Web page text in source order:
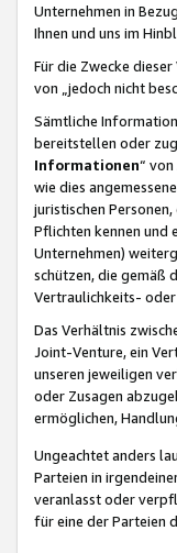
Unternehmen in
Ihnen und uns im
Für die Zwecke
von „jedoch nicht
Sämtliche
bereitstellen oder
Informationen“
wie dies
juristischen
Pflichten kennen und
Unternehmen)
schützen, die gemäß
Vertraulichkeits-
Das Verhältnis
Joint-Venture, ein
unseren jeweiligen
oder Zusagen
ermöglichen,
Ungeachtet anders
Parteien in
veranlasst oder
für eine der Parteien